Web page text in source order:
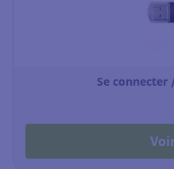
Se connecter